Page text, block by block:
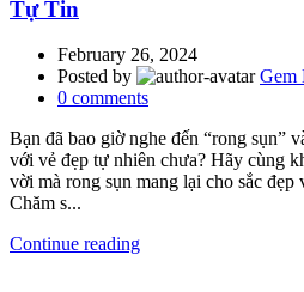
Tự Tin
February 26, 2024
Posted by
Gem
0 comments
Bạn đã bao giờ nghe đến “rong sụn”
với vẻ đẹp tự nhiên chưa? Hãy cùng
vời mà rong sụn mang lại cho sắc đẹp
Chăm s...
Continue reading